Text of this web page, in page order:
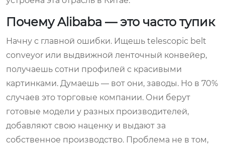
Почему Alibaba — это часто тупик
Начну с главной ошибки. Ищешь telescopic belt
conveyor или выдвижной ленточный конвейер,
получаешь сотни профилей с красивыми
картинками. Думаешь — вот они, заводы. Но в 70%
случаев это торговые компании. Они берут
готовые модели у разных производителей,
добавляют свою наценку и выдают за
собственное производство. Проблема не в том,